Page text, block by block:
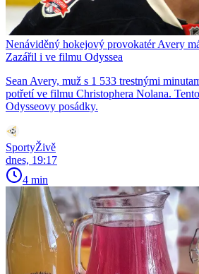
Nenáviděný hokejový provokatér Avery
Zazářil i ve filmu Odyssea
Sean Avery, muž s 1 533 trestnými
potřetí ve filmu Christophera Nolana.
Odysseovy posádky.
SportyŽivě
dnes, 19:17
4 min